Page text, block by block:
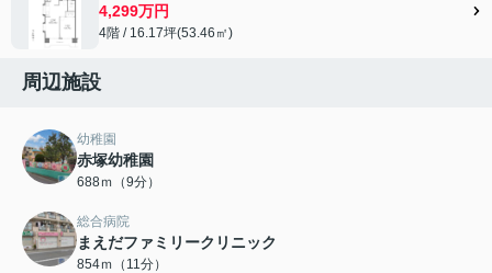
4,299万円
4階 / 16.17坪(53.46㎡)
周辺施設
幼稚園
赤塚幼稚園
688ｍ（9分）
総合病院
まえだファミリークリニック
854ｍ（11分）